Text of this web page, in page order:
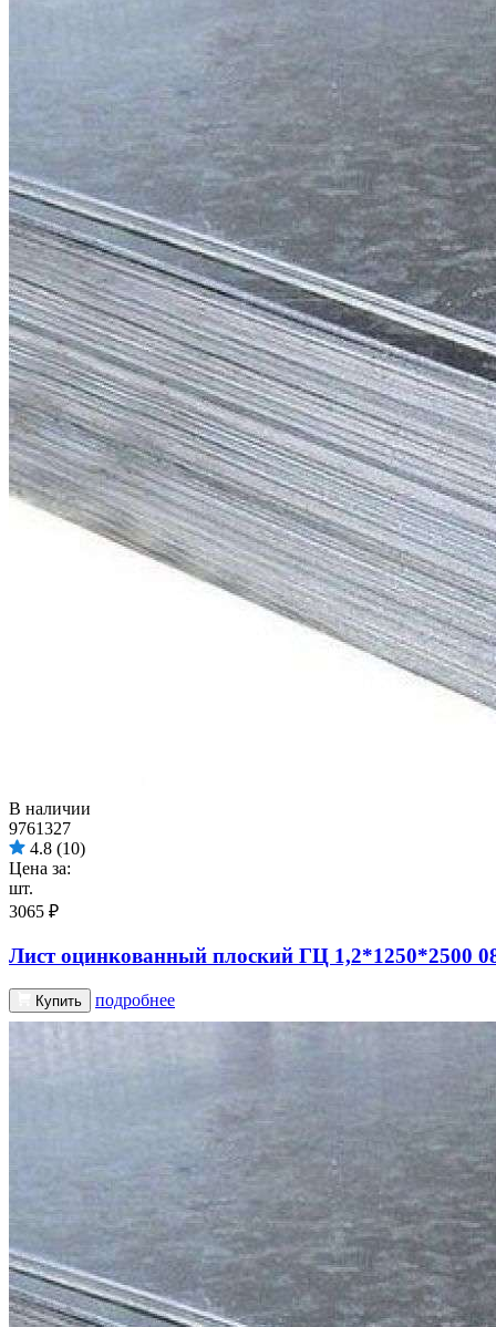
В наличии
Лист оцинкованный плоский ГЦ 1,2*1250*2500
9761327
4.8 (10)
Цена за:
шт.
3065 ₽
Купить подробнее